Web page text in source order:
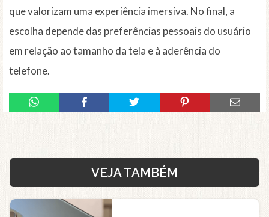
que valorizam uma experiência imersiva. No final, a
escolha depende das preferências pessoais do usuário
em relação ao tamanho da tela e à aderência do
telefone.
VEJA TAMBÉM